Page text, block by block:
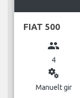
FIAT 500
group
4
miscellaneous_services
Manuelt gir